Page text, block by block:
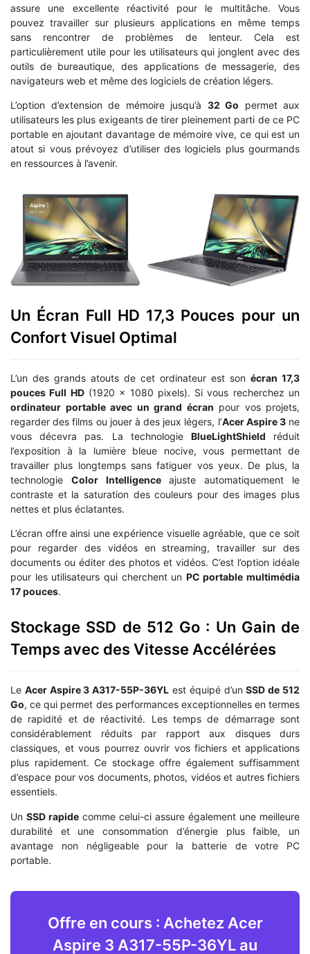
assure une excellente réactivité pour le multitâche. Vous
pouvez travailler sur plusieurs applications en même temps
sans rencontrer de problèmes de lenteur. Cela est
particulièrement utile pour les utilisateurs qui jonglent avec des
outils de bureautique, des applications de messagerie, des
navigateurs web et même des logiciels de création légers.
L’option d’extension de mémoire jusqu’à 32 Go permet aux
utilisateurs les plus exigeants de tirer pleinement parti de ce PC
portable en ajoutant davantage de mémoire vive, ce qui est un
atout si vous prévoyez d’utiliser des logiciels plus gourmands
en ressources à l’avenir.
Un Écran Full HD 17,3 Pouces pour un
Confort Visuel Optimal
L’un des grands atouts de cet ordinateur est son écran 17,3
pouces Full HD(1920 x 1080 pixels). Si vous recherchez un
ordinateur portable avec un grand écran pour vos projets,
regarder des films ou jouer à des jeux légers, l’Acer Aspire 3ne
vous décevra pas. La technologie BlueLightShield réduit
l’exposition à la lumière bleue nocive, vous permettant de
travailler plus longtemps sans fatiguer vos yeux. De plus, la
technologie Color Intelligenceajuste automatiquement le
contraste et la saturation des couleurs pour des images plus
nettes et plus éclatantes.
L’écran offre ainsi une expérience visuelle agréable, que ce soit
pour regarder des vidéos en streaming, travailler sur des
documents ou éditer des photos et vidéos. C’est l’option idéale
pour les utilisateurs qui cherchent un PC portable multimédia
17 pouces.
Stockage SSD de 512 Go : Un Gain de
Temps avec des Vitesse Accélérées
Le Acer Aspire 3 A317-55P-36YL est équipé d’unSSD de 512
Go, ce qui permet des performances exceptionnelles en termes
de rapidité et de réactivité. Les temps de démarrage sont
considérablement réduits par rapport aux disques durs
classiques, et vous pourrez ouvrir vos fichiers et applications
plus rapidement. Ce stockage offre également suffisamment
d’espace pour vos documents, photos, vidéos et autres fichiers
essentiels.
Un SSD rapide comme celui-ci assure également une meilleure
durabilité et une consommation d’énergie plus faible, un
avantage non négligeable pour la batterie de votre PC
portable.
Offre en cours : Achetez Acer
Aspire 3 A317-55P-36YL au